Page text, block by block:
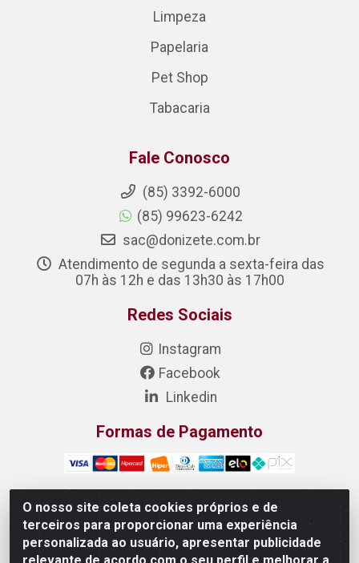
O nosso site coleta cookies próprios e de
terceiros para proporcionar uma experiência
personalizada ao usuário, apresentar publicidade
Limpeza
Papelaria
Pet Shop
Tabacaria
Fale Conosco
(85) 3392-6000
(85) 99623-6242
sac@donizete.com.br
Atendimento de segunda a sexta-feira das
07h às 12h e das 13h30 às 17h00
Redes Sociais
Instagram
Facebook
Linkedin
Formas de Pagamento
DONIZETE DISTRIBUIDORA DE ALIMENTOS S/A - Rua
Raimundo Matias, 377 - Pedras, Itaitinga/CE - CEP
61.887-880 - CNPJ 23.577.851/0001-05